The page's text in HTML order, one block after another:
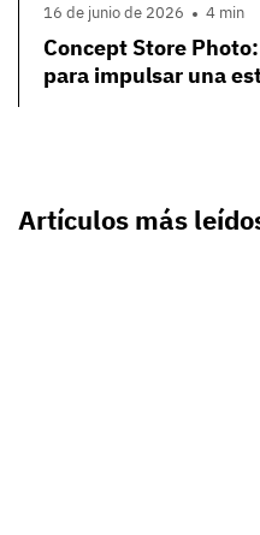
16 de junio de 2026 4 min
Concept Store
para impulsar una
Artículos más